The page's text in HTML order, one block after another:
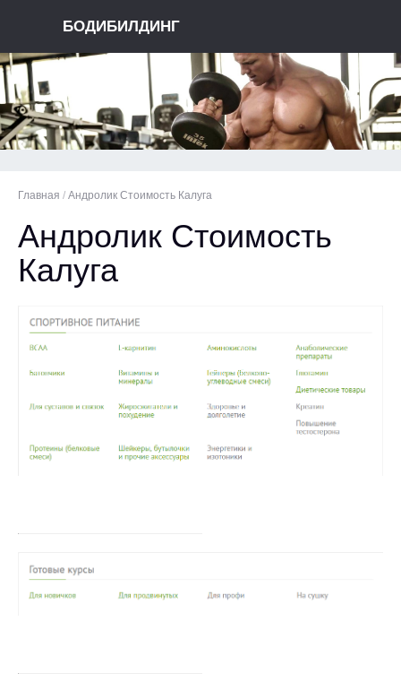
БОДИБИЛДИНГ
Главная / Андролик Стоимость Калуга
Андролик Стоимость
Калуга